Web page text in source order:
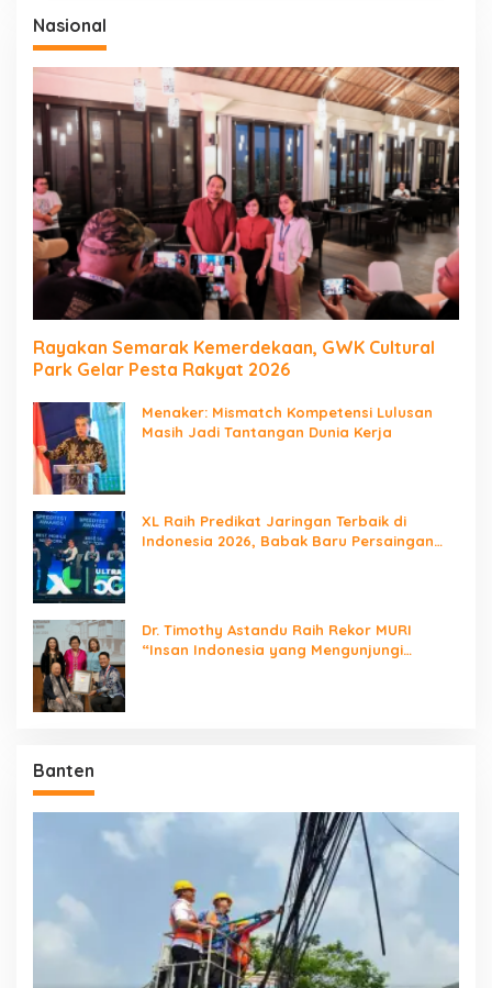
Nasional
Rayakan Semarak Kemerdekaan, GWK Cultural
Park Gelar Pesta Rakyat 2026
Menaker: Mismatch Kompetensi Lulusan
Masih Jadi Tantangan Dunia Kerja
XL Raih Predikat Jaringan Terbaik di
Indonesia 2026, Babak Baru Persaingan
Dr. Timothy Astandu Raih Rekor MURI
“Insan Indonesia yang Mengunjungi
Banten